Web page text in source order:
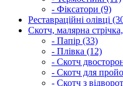
- Фіксатори (9)
Реставраційні олівці
Скотч, малярна
- Папір (33)
- Плівка (12)
- Скотч
- Скотч для
- Скотч з